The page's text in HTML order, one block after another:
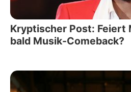
Kryptischer Post: Feiert
bald Musik-Comeback?